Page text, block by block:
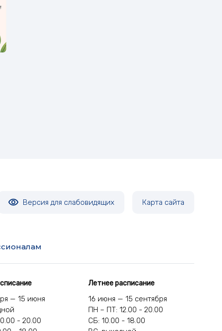
Версия для слабовидящих Карта сайта
— 15 июня
- 20.00
Летнее расписание
16 июня — 15 сентября
ПН – ПТ: 12.00 - 20.00
СБ: 10.00 - 18.00